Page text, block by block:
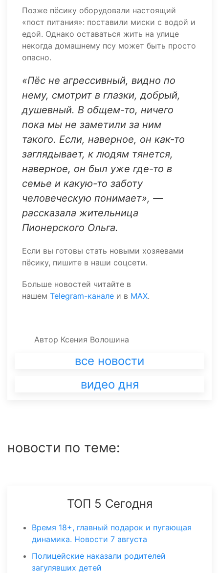
Позже пёсику оборудовали настоящий
«пост питания»: поставили миски с водой и
едой. Однако оставаться жить на улице
некогда домашнему псу может быть просто
опасно.
«Пёс не агрессивный, видно по
нему, смотрит в глазки, добрый,
душевный. В общем-то, ничего
пока мы не заметили за ним
такого. Если, наверное, он как-то
заглядывает, к людям тянется,
наверное, он был уже где-то в
семье и какую-то заботу
человеческую понимает», —
рассказала жительница
Пионерского Ольга.
Если вы готовы стать новыми хозяевами
пёсику, пишите в наши соцсети.
Больше новостей читайте в
нашем Telegram-канале и в MAX.
Автор Ксения Волошина
все новости
видео дня
новости по теме:
ТОП 5 Сегодня
Время 18+, главный подарок и пугающая
динамика. Новости 7 августа
Полицейские наказали родителей
загулявших детей